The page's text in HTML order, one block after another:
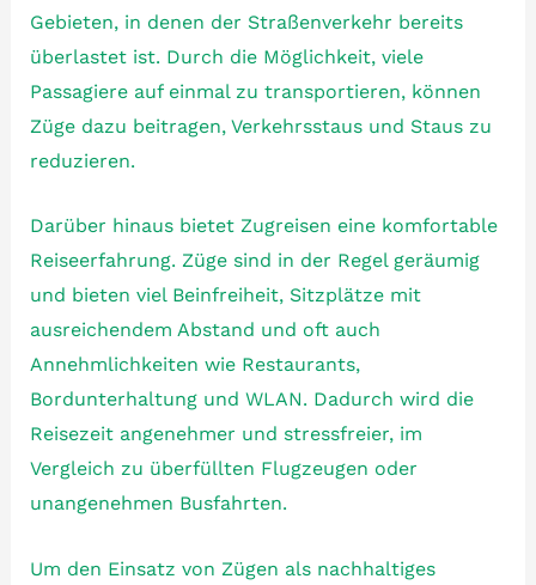
Gebieten, in denen der Straßenverkehr bereits
überlastet ist. Durch die Möglichkeit, viele
Passagiere auf einmal zu transportieren, können
Züge dazu beitragen, Verkehrsstaus und Staus zu
reduzieren.
Darüber hinaus bietet Zugreisen eine komfortable
Reiseerfahrung. Züge sind in der Regel geräumig
und bieten viel Beinfreiheit, Sitzplätze mit
ausreichendem Abstand und oft auch
Annehmlichkeiten wie Restaurants,
Bordunterhaltung und WLAN. Dadurch wird die
Reisezeit angenehmer und stressfreier, im
Vergleich zu überfüllten Flugzeugen oder
unangenehmen Busfahrten.
Um den Einsatz von Zügen als nachhaltiges